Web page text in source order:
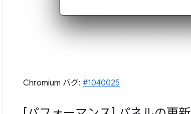
Chromium バグ: #1040025